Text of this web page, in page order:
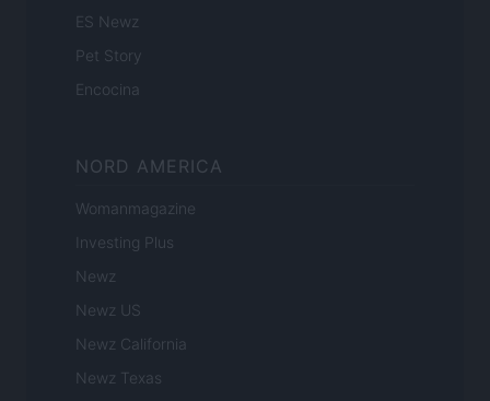
ES Newz
Pet Story
Encocina
NORD AMERICA
Womanmagazine
Investing Plus
Newz
Newz US
Newz California
Newz Texas